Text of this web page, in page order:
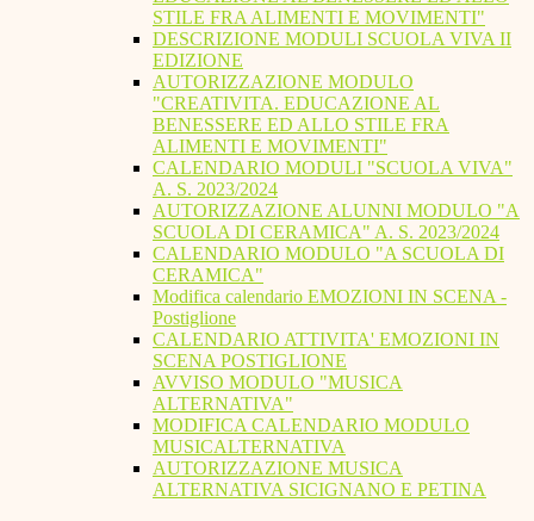
STILE FRA ALIMENTI E MOVIMENTI"
DESCRIZIONE MODULI SCUOLA VIVA II
EDIZIONE
AUTORIZZAZIONE MODULO
"CREATIVITA. EDUCAZIONE AL
BENESSERE ED ALLO STILE FRA
ALIMENTI E MOVIMENTI"
CALENDARIO MODULI "SCUOLA VIVA"
A. S. 2023/2024
AUTORIZZAZIONE ALUNNI MODULO "A
SCUOLA DI CERAMICA" A. S. 2023/2024
CALENDARIO MODULO "A SCUOLA DI
CERAMICA"
Modifica calendario EMOZIONI IN SCENA -
Postiglione
CALENDARIO ATTIVITA' EMOZIONI IN
SCENA POSTIGLIONE
AVVISO MODULO "MUSICA
ALTERNATIVA"
MODIFICA CALENDARIO MODULO
MUSICALTERNATIVA
AUTORIZZAZIONE MUSICA
ALTERNATIVA SICIGNANO E PETINA